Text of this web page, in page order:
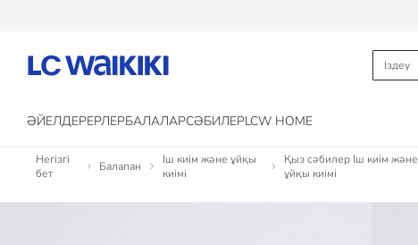
ӘЙЕЛДЕРЕРЛЕРБАЛАЛАРCӘБИЛЕРLCW HOME
Негізгі
бет
Балапан
Іш киім және ұйқы
киімі
Қыз сәбилер Іш киім және
ұйқы киімі